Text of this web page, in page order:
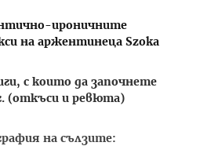
ироничните
на аржентинеца Szoka
с които да започнете
(откъси и ревюта)
на сълзите: